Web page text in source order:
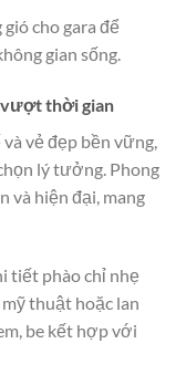
cho gara để
gian sống.
vượt thời gian
vẻ đẹp bền vững,
lý tưởng. Phong
và hiện đại, mang
tiết phào chỉ nhẹ
thuật hoặc lan
be kết hợp với